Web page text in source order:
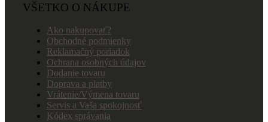
VŠETKO O NÁKUPE
Ako nakupovať?
Obchodné podmienky
Reklamačný poriadok
Ochrana osobných údajov
Dodanie tovaru
Doprava a platby
Vrátenie/Výmena tovaru
Servis a Vaša spokojnosť
Kódex správania